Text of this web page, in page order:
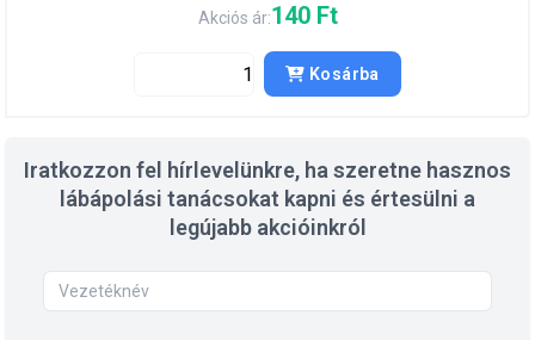
Akciós ár:140 Ft
Kosárba
Iratkozzon fel hírlevelünkre, ha szeretne hasznos
lábápolási tanácsokat kapni és értesülni a
legújabb akcióinkról